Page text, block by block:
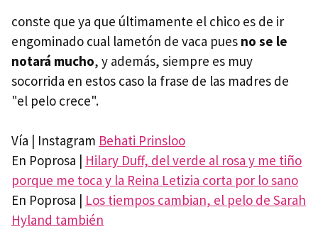
conste que ya que últimamente el chico es de ir
engominado cual lametón de vaca pues no se le
notará mucho, y además, siempre es muy
socorrida en estos caso la frase de las madres de
"el pelo crece".
Vía | Instagram Behati Prinsloo
En Poprosa | Hilary Duff, del verde al rosa y me tiño
porque me toca y la Reina Letizia corta por lo sano
En Poprosa | Los tiempos cambian, el pelo de Sarah
Hyland también